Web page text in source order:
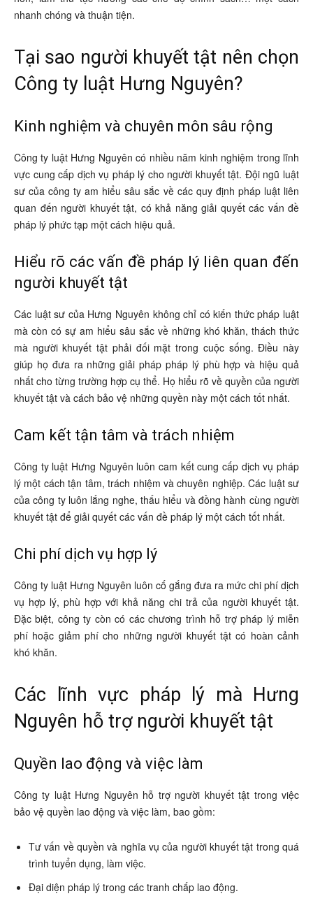
nhanh chóng và thuận tiện.
Tại sao người khuyết tật nên chọn
Công ty luật Hưng Nguyên?
Kinh nghiệm và chuyên môn sâu rộng
Công ty luật Hưng Nguyên có nhiều năm kinh nghiệm trong lĩnh
vực cung cấp dịch vụ pháp lý cho người khuyết tật. Đội ngũ luật
sư của công ty am hiểu sâu sắc về các quy định pháp luật liên
quan đến người khuyết tật, có khả năng giải quyết các vấn đề
pháp lý phức tạp một cách hiệu quả.
Hiểu rõ các vấn đề pháp lý liên quan đến
người khuyết tật
Các luật sư của Hưng Nguyên không chỉ có kiến thức pháp luật
mà còn có sự am hiểu sâu sắc về những khó khăn, thách thức
mà người khuyết tật phải đối mặt trong cuộc sống. Điều này
giúp họ đưa ra những giải pháp pháp lý phù hợp và hiệu quả
nhất cho từng trường hợp cụ thể. Họ hiểu rõ về quyền của người
khuyết tật và cách bảo vệ những quyền này một cách tốt nhất.
Cam kết tận tâm và trách nhiệm
Công ty luật Hưng Nguyên luôn cam kết cung cấp dịch vụ pháp
lý một cách tận tâm, trách nhiệm và chuyên nghiệp. Các luật sư
của công ty luôn lắng nghe, thấu hiểu và đồng hành cùng người
khuyết tật để giải quyết các vấn đề pháp lý một cách tốt nhất.
Chi phí dịch vụ hợp lý
Công ty luật Hưng Nguyên luôn cố gắng đưa ra mức chi phí dịch
vụ hợp lý, phù hợp với khả năng chi trả của người khuyết tật.
Đặc biệt, công ty còn có các chương trình hỗ trợ pháp lý miễn
phí hoặc giảm phí cho những người khuyết tật có hoàn cảnh
khó khăn.
Các lĩnh vực pháp lý mà Hưng
Nguyên hỗ trợ người khuyết tật
Quyền lao động và việc làm
Công ty luật Hưng Nguyên hỗ trợ người khuyết tật trong việc
bảo vệ quyền lao động và việc làm, bao gồm:
Tư vấn về quyền và nghĩa vụ của người khuyết tật trong quá
trình tuyển dụng, làm việc.
Đại diện pháp lý trong các tranh chấp lao động.